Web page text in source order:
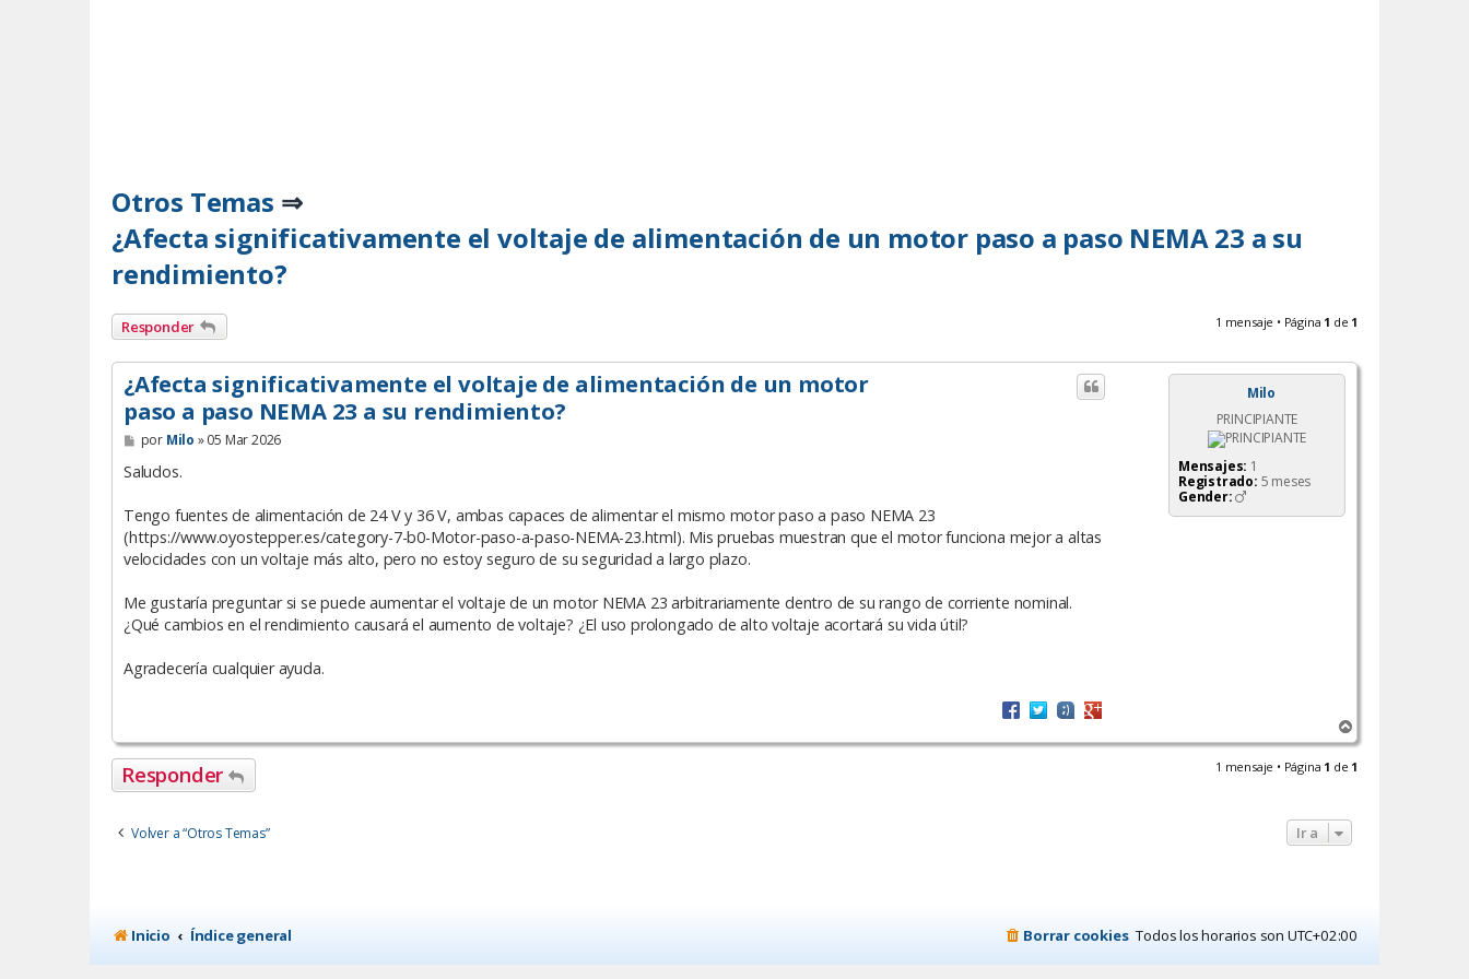
Otros Temas ⇒
¿Afecta significativamente el voltaje de alimentación de un motor paso a paso NEMA 23 a su
rendimiento?
Responder 1 mensaje • Página 1 de 1
Milo
PRINCIPIANTE
Mensajes: 1
Registrado: 5 meses
Gender:
¿Afecta significativamente el voltaje de alimentación de un motor
paso a paso NEMA 23 a su rendimiento?
M
e
n
j
e
por Milo »05 Mar 2026
Saludos.
Tengo fuentes de alimentación de 24 V y 36 V, ambas capaces de alimentar el mismo motor paso a paso NEMA 23
(https://www.oyostepper.es/category-7-b0-Motor-paso-a-paso-NEMA-23.html). Mis pruebas muestran que el motor funciona mejor a altas
velocidades con un voltaje más alto, pero no estoy seguro de su seguridad a largo plazo.
Me gustaría preguntar si se puede aumentar el voltaje de un motor NEMA 23 arbitrariamente dentro de su rango de corriente nominal.
¿Qué cambios en el rendimiento causará el aumento de voltaje? ¿El uso prolongado de alto voltaje acortará su vida útil?
Agradecería cualquier ayuda.
r
r
Responder 1 mensaje • Página 1 de 1
Volver a “Otros Temas” Ir a
Inicio Índice general Todos los horarios son UTC+02:00
Borrar cookies